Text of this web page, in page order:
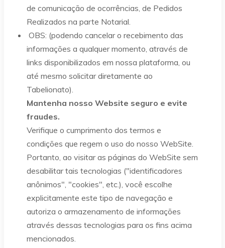
de comunicação de ocorrências, de Pedidos
Realizados na parte Notarial.
OBS: (podendo cancelar o recebimento das
informações a qualquer momento, através de
links disponibilizados em nossa plataforma, ou
até mesmo solicitar diretamente ao
Tabelionato).
Mantenha nosso Website seguro e evite
fraudes.
Verifique o cumprimento dos termos e
condições que regem o uso do nosso WebSite.
Portanto, ao visitar as páginas do WebSite sem
desabilitar tais tecnologias ("identificadores
anônimos", "cookies", etc.), você escolhe
explicitamente este tipo de navegação e
autoriza o armazenamento de informações
através dessas tecnologias para os fins acima
mencionados.